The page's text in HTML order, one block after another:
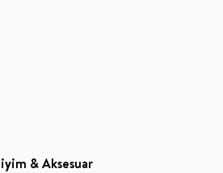
& Aksesuar